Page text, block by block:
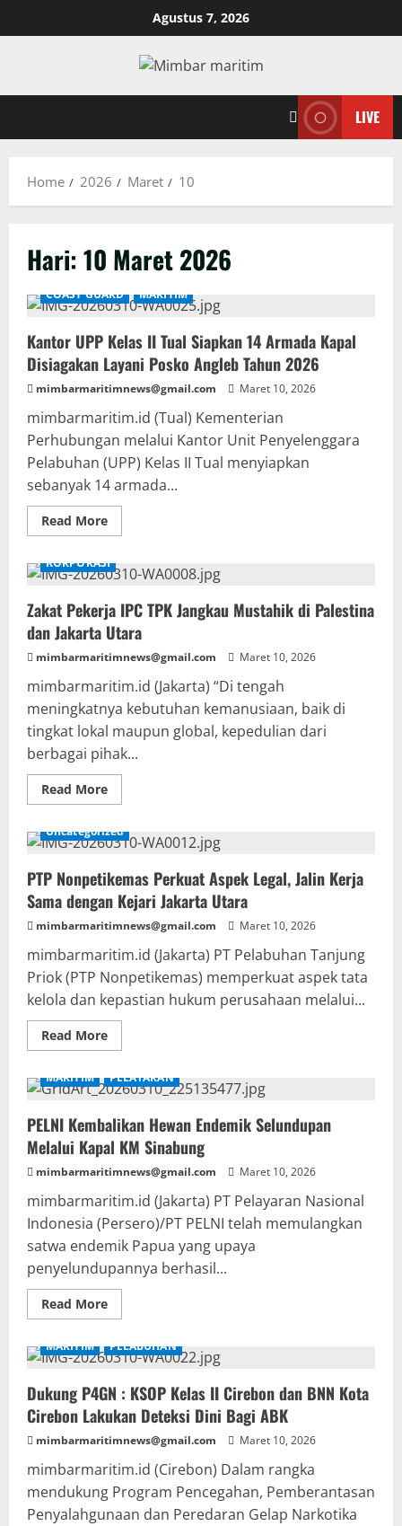
to
Agustus 7, 2026
LIVE
Home 2026 Maret 10
Hari:10 Maret 2026
COAST GUARD MARITIM
Kantor UPP Kelas II Tual Siapkan 14 Armada Kapal
Disiagakan Layani Posko Angleb Tahun 2026
mimbarmaritimnews@gmail.com Maret 10, 2026
mimbarmaritim.id (Tual) Kementerian
Perhubungan melalui Kantor Unit Penyelenggara
Pelabuhan (UPP) Kelas II Tual menyiapkan
sebanyak 14 armada...
Read MoreRead
more
UPP
Kelas
Tual
Siapkan
14
Armada
Kapal
Layani
Posko
Angleb
Tahun
2026
KORPORASI
Zakat Pekerja IPC TPK Jangkau Mustahik di Palestina
dan Jakarta Utara
mimbarmaritimnews@gmail.com Maret 10, 2026
mimbarmaritim.id (Jakarta) “Di tengah
meningkatnya kebutuhan kemanusiaan, baik di
tingkat lokal maupun global, kepedulian dari
berbagai pihak...
Read MoreRead
more
Pekerja
IPC
Jangkau
Mustahik
di
Palestina
dan
Utara
Uncategorized
PTP Nonpetikemas Perkuat Aspek Legal, Jalin Kerja
Sama dengan Kejari Jakarta Utara
mimbarmaritimnews@gmail.com Maret 10, 2026
mimbarmaritim.id (Jakarta) PT Pelabuhan Tanjung
Priok (PTP Nonpetikemas) memperkuat aspek tata
kelola dan kepastian hukum perusahaan melalui...
Read MoreRead
more
Nonpetikemas
Perkuat
Legal,
Jalin
Kerja
dengan
Jakarta
Utara
MARITIM PELAYARAN
PELNI Kembalikan Hewan Endemik Selundupan
Melalui Kapal KM Sinabung
mimbarmaritimnews@gmail.com Maret 10, 2026
mimbarmaritim.id (Jakarta) PT Pelayaran Nasional
Indonesia (Persero)/PT PELNI telah memulangkan
satwa endemik Papua yang upaya
penyelundupannya berhasil...
Read MoreRead
more
Kembalikan
Hewan
Selundupan
Melalui
Kapal
KM
Sinabung
MARITIM PELABUHAN
Dukung P4GN : KSOP Kelas II Cirebon dan BNN Kota
Cirebon Lakukan Deteksi Dini Bagi ABK
mimbarmaritimnews@gmail.com Maret 10, 2026
mimbarmaritim.id (Cirebon) Dalam rangka
mendukung Program Pencegahan, Pemberantasan
Penyalahgunaan dan Peredaran Gelap Narkotika